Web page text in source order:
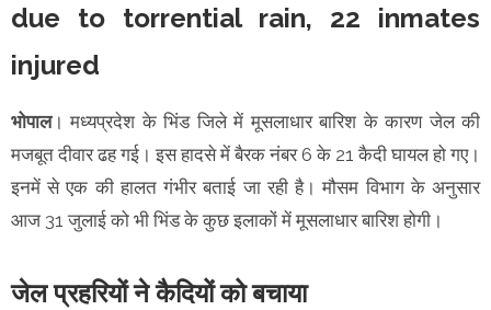
due to torrential rain, 22 inmates
injured
भोपाल। मध्यप्रदेश के भिंड जिले में मूसलाधार बारिश के कारण जेल की
मजबूत दीवार ढह गई। इस हादसे में बैरक नंबर 6 के 21 कैदी घायल हो गए।
इनमें से एक की हालत गंभीर बताई जा रही है। मौसम विभाग के अनुसार
आज 31 जुलाई को भी भिंड के कुछ इलाकों में मूसलाधार बारिश होगी।
जेल प्रहरियों ने कैदियों को बचाया